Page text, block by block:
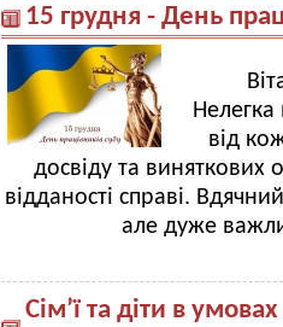
15 грудня - День
Нелегка
від
досвіду та виняткових
відданості справі.
але дуже
Сім’ї та діти в